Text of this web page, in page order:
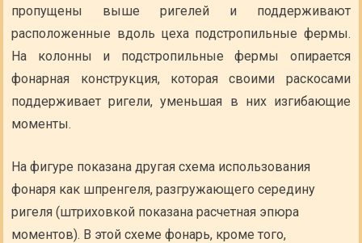
пропущены выше ригелей и поддерживают
расположенные вдоль цеха подстропильные фермы.
На колонны и подстропильные фермы опирается
фонарная конструкция, которая своими раскосами
поддерживает ригели, уменьшая в них изгибающие
моменты.
На фигуре показана другая схема использования
фонаря как шпренгеля, разгружающего середину
ригеля (штриховкой показана расчетная эпюра
моментов). В этой схеме фонарь, кроме того,